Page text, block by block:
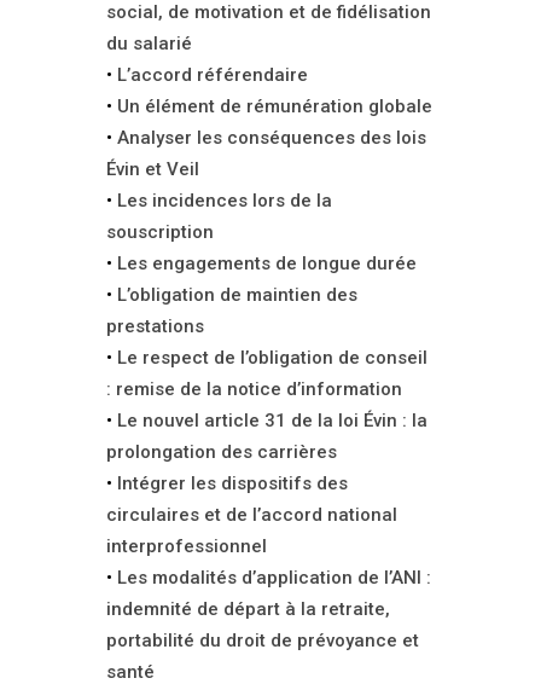
social, de motivation et de fidélisation
du salarié
L’accord référendaire
Un élément de rémunération globale
Analyser les conséquences des lois
Évin et Veil
Les incidences lors de la
souscription
Les engagements de longue durée
L’obligation de maintien des
prestations
Le respect de l’obligation de conseil
: remise de la notice d’information
Le nouvel article 31 de la loi Évin : la
prolongation des carrières
Intégrer les dispositifs des
circulaires et de l’accord national
interprofessionnel
Les modalités d’application de l’ANI :
indemnité de départ à la retraite,
portabilité du droit de prévoyance et
santé